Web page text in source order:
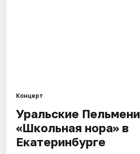
Концерт
Уральские Пельмени
«Школьная нора» в
Екатеринбурге